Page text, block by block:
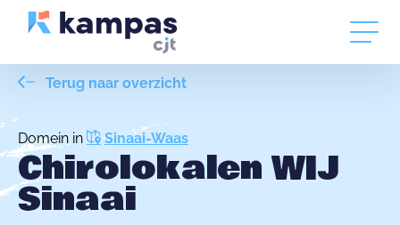
Terug naar overzicht
Domein in Sinaai-Waas
Chirolokalen WIJ
Sinaai